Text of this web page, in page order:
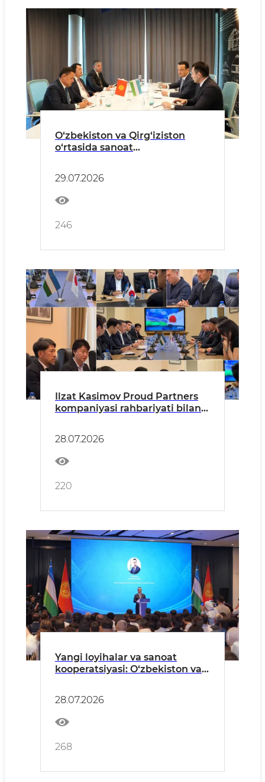
O‘zbekiston va Qirg‘iziston
o‘rtasida sanoat
surish masalalari muhokama
qilindi
29.07.2026
246
Ilzat Kasimov Proud Partners
kompaniyasi rahbariyati bilan
28.07.2026
220
Yangi loyihalar va sanoat
kooperatsiyasi: O‘zbekiston vа
28.07.2026
268